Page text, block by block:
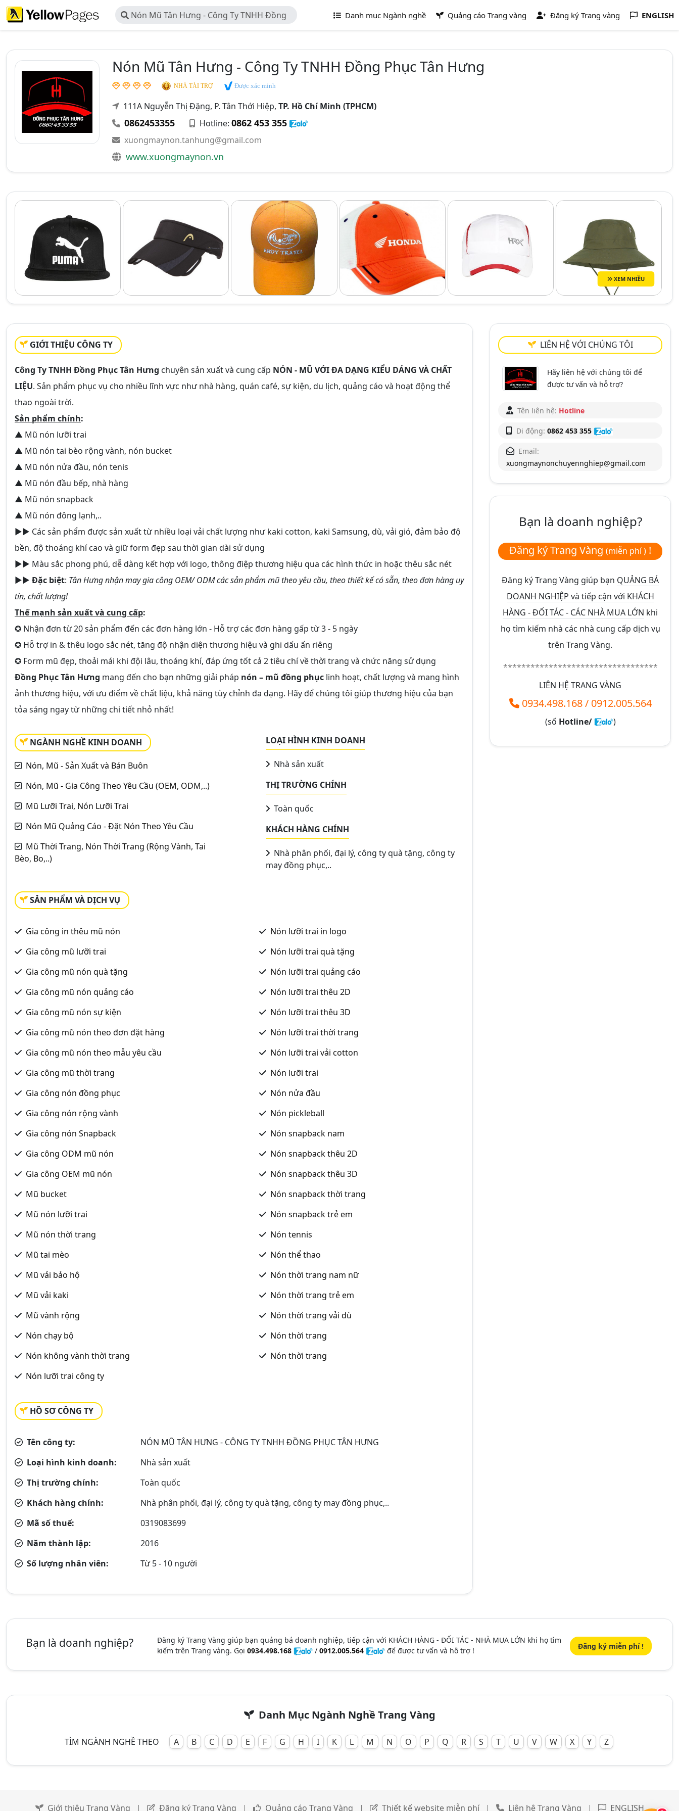
Nón Mũ Tân Hưng - Công Ty TNHH Đồng
Phục Tân Hưng
Danh mục Ngành nghề Quảng cáo Trang vàng Đăng ký Trang vàng ENGLISH
Nón Mũ Tân Hưng - Công Ty TNHH Đồng Phục Tân Hưng
NHÀ TÀI TRỢ Được xác minh
111A Nguyễn Thị Đặng, P. Tân Thới Hiệp, TP. Hồ Chí Minh (TPHCM)
0862453355 Hotline: 0862 453 355
xuongmaynon.tanhung@gmail.com
www.xuongmaynon.vn
XEM NHIỀU
GIỚI THIỆU CÔNG TY
Công Ty TNHH Đồng Phục Tân Hưng chuyên sản xuất và cung cấp NÓN - MŨ VỚI ĐA DẠNG KIỂU DÁNG VÀ CHẤT
LIỆU. Sản phẩm phục vụ cho nhiều lĩnh vực như nhà hàng, quán café, sự kiện, du lịch, quảng cáo và hoạt động thể
thao ngoài trời.
Sản phẩm chính:
▲ Mũ nón lưỡi trai
▲ Mũ nón tai bèo rộng vành, nón bucket
▲ Mũ nón nửa đầu, nón tenis
▲ Mũ nón đầu bếp, nhà hàng
▲ Mũ nón snapback
▲ Mũ nón đông lạnh,..
►► Các sản phẩm được sản xuất từ nhiều loại vải chất lượng như kaki cotton, kaki Samsung, dù, vải gió, đảm bảo độ
bền, độ thoáng khí cao và giữ form đẹp sau thời gian dài sử dụng
►► Màu sắc phong phú, dễ dàng kết hợp với logo, thông điệp thương hiệu qua các hình thức in hoặc thêu sắc nét
►► Đặc biệt: Tân Hưng nhận may gia công OEM/ ODM các sản phẩm mũ theo yêu cầu, theo thiết kế có sẵn, theo đơn hàng uy
tín, chất lượng!
Thế mạnh sản xuất và cung cấp:
✪ Nhận đơn từ 20 sản phẩm đến các đơn hàng lớn - Hỗ trợ các đơn hàng gấp từ 3 - 5 ngày
✪ Hỗ trợ in & thêu logo sắc nét, tăng độ nhận diện thương hiệu và ghi dấu ấn riêng
✪ Form mũ đẹp, thoải mái khi đội lâu, thoáng khí, đáp ứng tốt cả 2 tiêu chí về thời trang và chức năng sử dụng
Đồng Phục Tân Hưng mang đến cho bạn những giải pháp nón – mũ đồng phục linh hoạt, chất lượng và mang hình
ảnh thương hiệu, với ưu điểm về chất liệu, khả năng tùy chỉnh đa dạng. Hãy để chúng tôi giúp thương hiệu của bạn
tỏa sáng ngay từ những chi tiết nhỏ nhất!
NGÀNH NGHỀ KINH DOANH
Nón, Mũ - Sản Xuất và Bán Buôn
Nón, Mũ - Gia Công Theo Yêu Cầu (OEM, ODM,..)
Mũ Lưỡi Trai, Nón Lưỡi Trai
Nón Mũ Quảng Cáo - Đặt Nón Theo Yêu Cầu
Mũ Thời Trang, Nón Thời Trang (Rộng Vành, Tai
Bèo, Bo,..)
LOẠI HÌNH KINH DOANH
Nhà sản xuất
THỊ TRƯỜNG CHÍNH
Toàn quốc
KHÁCH HÀNG CHÍNH
Nhà phân phối, đại lý, công ty quà tặng, công ty
may đồng phục,..
SẢN PHẨM VÀ DỊCH VỤ
Gia công in thêu mũ nón
Gia công mũ lưỡi trai
Gia công mũ nón quà tặng
Gia công mũ nón quảng cáo
Gia công mũ nón sự kiện
Gia công mũ nón theo đơn đặt hàng
Gia công mũ nón theo mẫu yêu cầu
Gia công mũ thời trang
Gia công nón đồng phục
Gia công nón rộng vành
Gia công nón Snapback
Gia công ODM mũ nón
Gia công OEM mũ nón
Mũ bucket
Mũ nón lưỡi trai
Mũ nón thời trang
Mũ tai mèo
Mũ vải bảo hộ
Mũ vải kaki
Mũ vành rộng
Nón chạy bộ
Nón không vành thời trang
Nón lưỡi trai công ty
Nón lưỡi trai in logo
Nón lưỡi trai quà tặng
Nón lưỡi trai quảng cáo
Nón lưỡi trai thêu 2D
Nón lưỡi trai thêu 3D
Nón lưỡi trai thời trang
Nón lưỡi trai vải cotton
Nón lưỡi trai
Nón nửa đầu
Nón pickleball
Nón snapback nam
Nón snapback thêu 2D
Nón snapback thêu 3D
Nón snapback thời trang
Nón snapback trẻ em
Nón tennis
Nón thể thao
Nón thời trang nam nữ
Nón thời trang trẻ em
Nón thời trang vải dù
Nón thời trang
Nón thời trang
HỒ SƠ CÔNG TY
Tên công ty:
NÓN MŨ TÂN HƯNG - CÔNG TY TNHH ĐỒNG PHỤC TÂN HƯNG
Loại hình kinh doanh:
Nhà sản xuất
Thị trường chính:
Toàn quốc
Khách hàng chính:
Nhà phân phối, đại lý, công ty quà tặng, công ty may đồng phục,..
Mã số thuế:
0319083699
Năm thành lập:
2016
Số lượng nhân viên:
Từ 5 - 10 người
LIÊN HỆ VỚI CHÚNG TÔI
Hãy liên hệ với chúng tôi để
được tư vấn và hỗ trợ?
Tên liên hệ: Hotline
Di động: 0862 453 355
Email:
xuongmaynonchuyennghiep@gmail.com
Bạn là doanh nghiệp?
Đăng ký Trang Vàng (miễn phí ) !
Đăng ký Trang Vàng giúp bạn QUẢNG BÁ
DOANH NGHIỆP và tiếp cận với KHÁCH
HÀNG - ĐỐI TÁC - CÁC NHÀ MUA LỚN khi
họ tìm kiếm nhà các nhà cung cấp dịch vụ
trên Trang Vàng.
**********************************
LIÊN HỆ TRANG VÀNG
0934.498.168/ 0912.005.564
(số Hotline/ )
Bạn là doanh nghiệp?
Đăng ký Trang Vàng giúp bạn quảng bá doanh nghiệp, tiếp cận với KHÁCH HÀNG - ĐỐI TÁC - NHÀ MUA LỚN khi họ tìm
kiếm trên Trang vàng. Gọi 0934.498.168 / 0912.005.564 để được tư vấn và hỗ trợ ! Đăng ký miễn phí !
Danh Mục Ngành Nghề Trang Vàng
TÌM NGÀNH NGHỀ THEO A B C D E F G H I K L M N O P Q R S T U V W X Y Z
Giới thiệu Trang Vàng | Đăng ký Trang Vàng | Quảng cáo Trang Vàng | Thiết kế website miễn phí | Liên hệ Trang Vàng | ENGLISH